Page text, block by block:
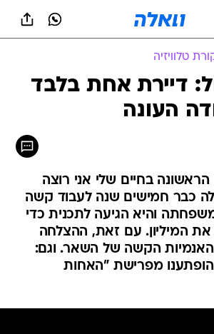
טלוויזיה
דיירת אחת בלבד
העונה
בחיים שלי אני רוצה
כבר חמישים שנה לעבוד קשה
והיא הגיעה לתכנית כדי
המיליון. עם זאת, ההצלחה
הקשה של השאר. וגם:
מפרישת "האחות